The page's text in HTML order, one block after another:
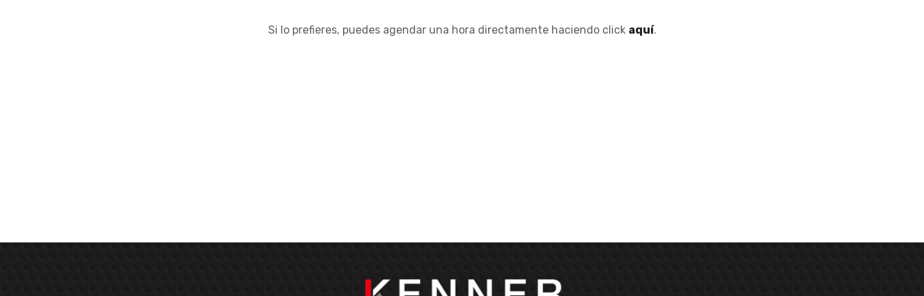
Si lo prefieres, puedes agendar una hora directamente haciendo click aquí.